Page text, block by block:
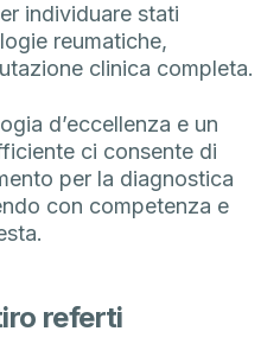
individuare stati
reumatiche,
clinica completa.
d’eccellenza e un
ci consente di
per la diagnostica
con competenza e
referti